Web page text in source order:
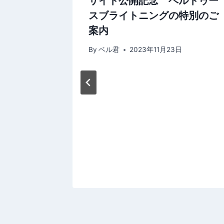
スブライトニングの特別のご
案内
By ベル君 2023年11月23日